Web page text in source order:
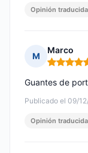
Opinión traducida
M
Marco
Nota: 5 de
Publicado el 09/
Guantes de
Opinión traducida